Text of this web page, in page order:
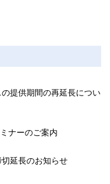
提供期間の再延長につい
ナーのご案内
延長のお知らせ